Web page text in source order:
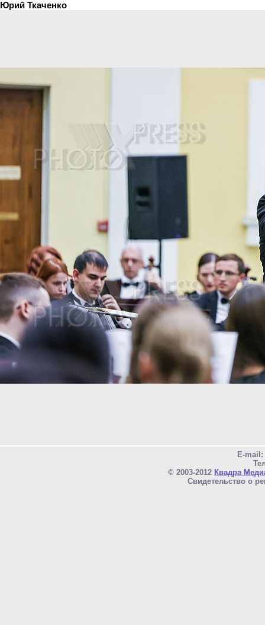
Юрий Ткаченко
E-mail:
© 2003-2012 Квадра
Свидетельство о